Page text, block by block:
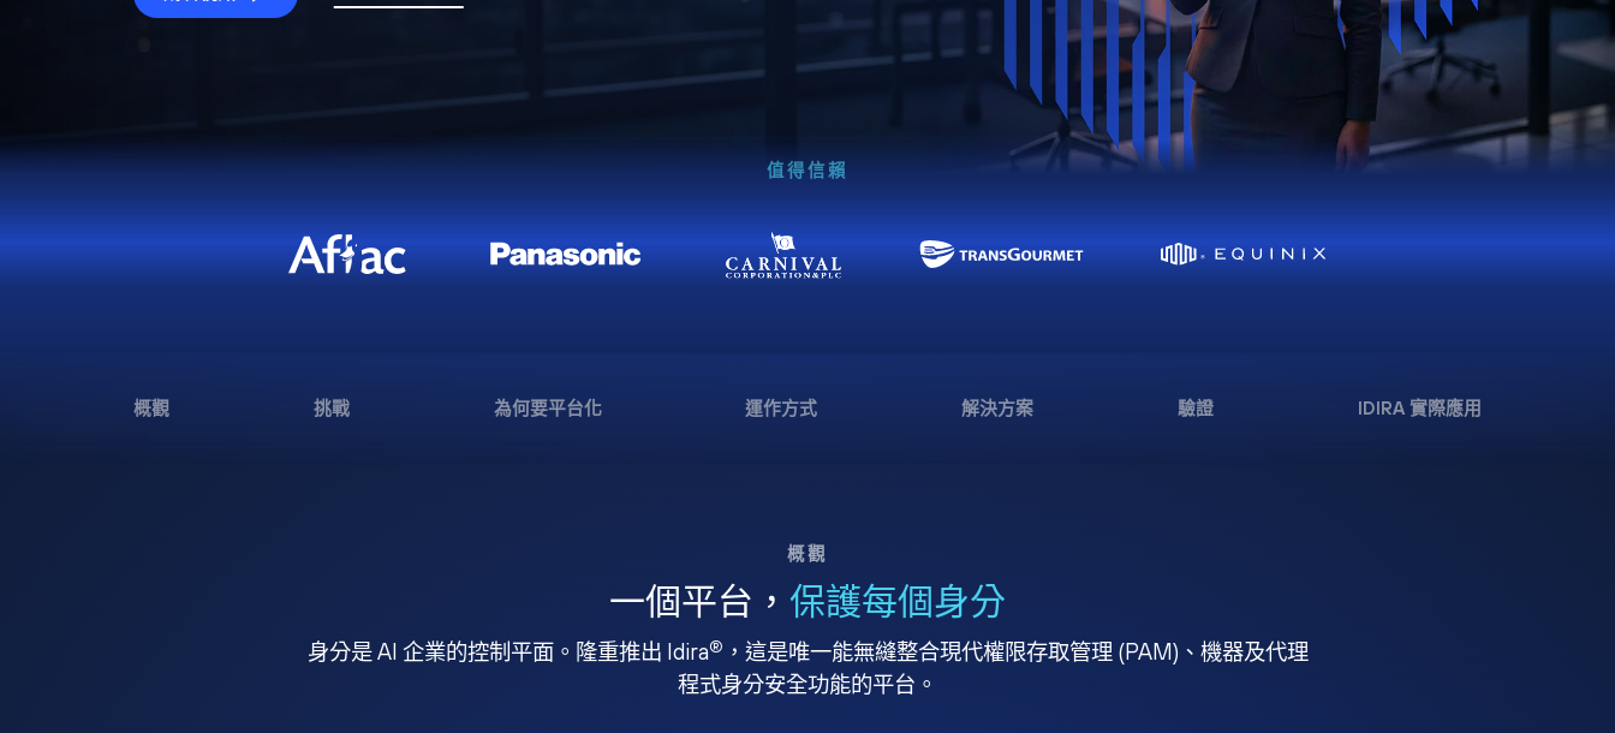
值得信賴
概觀 挑戰 為何要平台化 運作方式 解決方案 驗證 IDIRA 實際應用
概觀
一個平台， 保護每個身分
身分是 AI 企業的控制平面。隆重推出 Idira® ，這是唯一能無縫整合現代權限存取管理 (PAM)、機器及代理
程式身分安全功能的平台。